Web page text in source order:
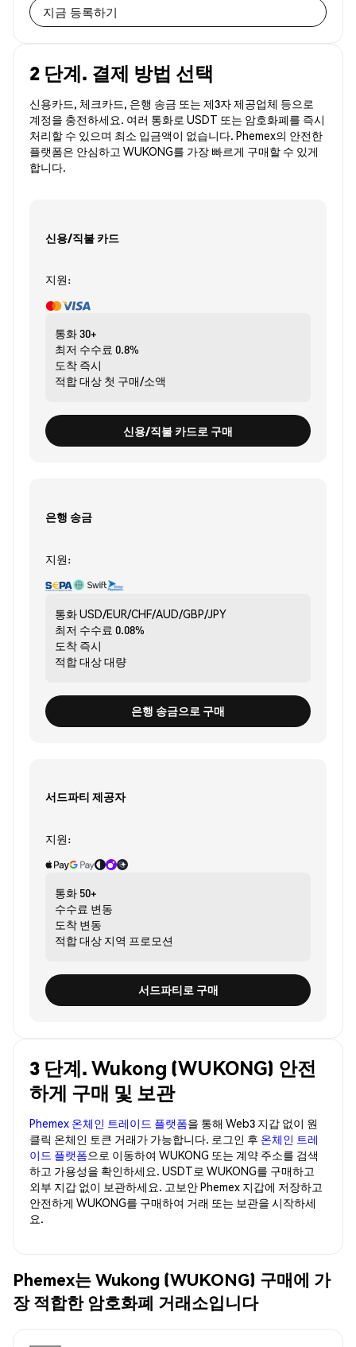
지금 등록하기
2 단계. 결제 방법 선택
신용카드, 체크카드, 은행 송금 또는 제3자 제공업체 등으로
계정을 충전하세요. 여러 통화로 USDT 또는 암호화폐를 즉시
처리할 수 있으며 최소 입금액이 없습니다. Phemex의 안전한
플랫폼은 안심하고 WUKONG를 가장 빠르게 구매할 수 있게
합니다.
신용/직불 카드
지원:
통화30+
최저 수수료 0.8%
도착 즉시
적합 대상 첫 구매/소액
신용/직불 카드로 구매
은행 송금
지원:
통화USD/EUR/CHF/AUD/GBP/JPY
최저 수수료 0.08%
도착 즉시
적합 대상대량
은행 송금으로 구매
서드파티 제공자
지원:
통화 50+
수수료 변동
도착 변동
적합 대상 지역 프로모션
서드파티로 구매
3 단계. Wukong (WUKONG) 안전
하게 구매 및 보관
Phemex 온체인 트레이드 플랫폼을 통해 Web3 지갑 없이 원
클릭 온체인 토큰 거래가 가능합니다. 로그인 후 온체인 트레
이드 플랫폼으로 이동하여 WUKONG 또는 계약 주소를 검색
하고 가용성을 확인하세요. USDT로 WUKONG를 구매하고
외부 지갑 없이 보관하세요. 고보안 Phemex 지갑에 저장하고
안전하게 WUKONG를 구매하여 거래 또는 보관을 시작하세
요.
Phemex는 Wukong (WUKONG) 구매에 가
장 적합한 암호화폐 거래소입니다